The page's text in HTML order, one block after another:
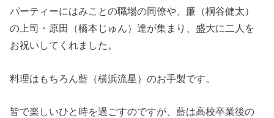
パーティーにはみことの職場の同僚や、廉（桐谷健太）
の上司・原田（橋本じゅん）達が集まり、盛大に二人を
お祝いしてくれました。
料理はもちろん藍（横浜流星）のお手製です。
皆で楽しいひと時を過ごすのですが、藍は高校卒業後の